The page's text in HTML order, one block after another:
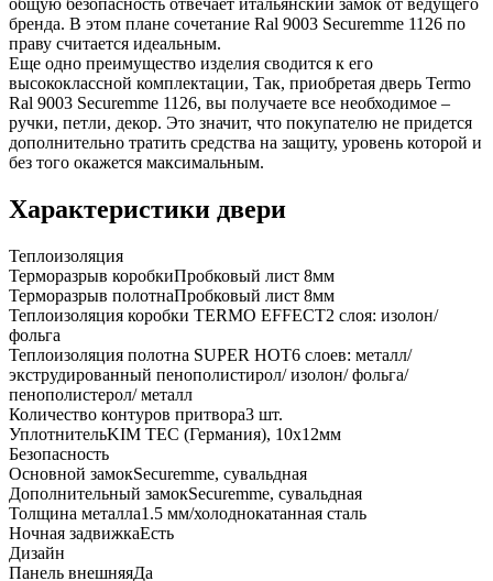
бренда. В этом плане сочетание Ral 9003 Securemme 1126 по
праву считается идеальным.
Еще одно преимущество изделия сводится к его
высококлассной комплектации, Так, приобретая дверь Termo
Ral 9003 Securemme 1126, вы получаете все необходимое –
ручки, петли, декор. Это значит, что покупателю не придется
дополнительно тратить средства на защиту, уровень которой и
без того окажется максимальным.
Характеристики двери
Теплоизоляция
Терморазрыв коробкиПробковый лист 8мм
Терморазрыв полотнаПробковый лист 8мм
Теплоизоляция коробки TERMO EFFECT2 слоя: изолон/
фольга
Теплоизоляция полотна SUPER НОТ6 слоев: металл/
экструдированный пенополистирол/ изолон/ фольга/
пенополистерол/ металл
Количество контуров притвора3 шт.
УплотнительKIM ТЕС (Германия), 10x12мм
Безопасность
Основной замокSecuremme, сувальдная
Дополнительный замокSecuremme, сувальдная
Толщина металла1.5 мм/холоднокатанная сталь
Ночная задвижкаЕсть
Дизайн
Панель внешняяДа